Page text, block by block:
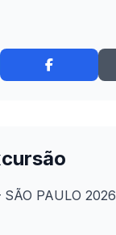
SÃO PAULO 2026